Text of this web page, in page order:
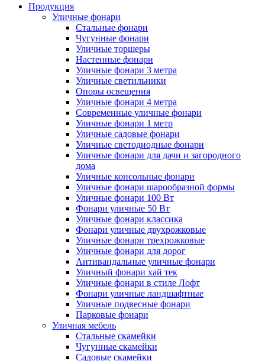
Продукция
Уличные фонари
Стальные фонари
Чугунные фонари
Уличные торшеры
Настенные фонари
Уличные фонари 3 метра
Уличные светильники
Опоры освещения
Уличные фонари 4 метра
Современные уличные фонари
Уличные фонари 1 метр
Уличные садовые фонари
Уличные светодиодные фонари
Уличные фонари для дачи и загородного
дома
Уличные консольные фонари
Уличные фонари шарообразной формы
Уличные фонари 100 Вт
Фонари уличные 50 Вт
Уличные фонари классика
Фонари уличные двухрожковые
Уличные фонари трехрожковые
Уличные фонари для дорог
Антивандальные уличные фонари
Уличный фонари хай тек
Уличные фонари в стиле Лофт
Фонари уличные ландшафтные
Уличные подвесные фонари
Парковые фонари
Уличная мебель
Стальные скамейки
Чугунные скамейки
Садовые скамейки